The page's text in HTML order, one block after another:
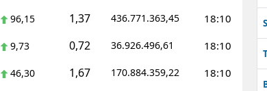
96,15 1,37 436.771.363,45 18:10
9,73 0,72 36.926.496,61 18:10
46,30 1,67 170.884.359,22 18:10